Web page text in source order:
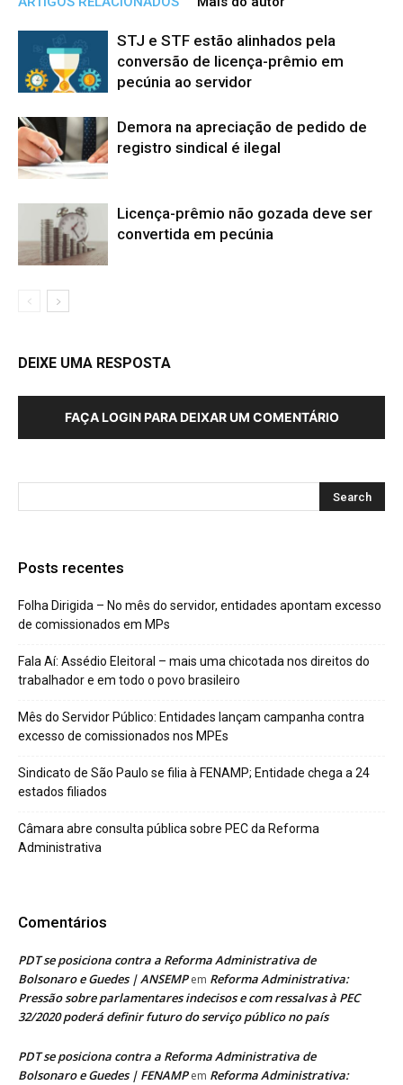
STJ e STF estão alinhados pela
conversão de licença-prêmio em
pecúnia ao servidor
Demora na apreciação de pedido de
registro sindical é ilegal
Licença-prêmio não gozada deve ser
convertida em pecúnia
DEIXE UMA RESPOSTA
FAÇA LOGIN PARA DEIXAR UM COMENTÁRIO
Posts recentes
Folha Dirigida – No mês do servidor, entidades apontam excesso
de comissionados em MPs
Fala Aí: Assédio Eleitoral – mais uma chicotada nos direitos do
trabalhador e em todo o povo brasileiro
Mês do Servidor Público: Entidades lançam campanha contra
excesso de comissionados nos MPEs
Sindicato de São Paulo se filia à FENAMP; Entidade chega a 24
estados filiados
Câmara abre consulta pública sobre PEC da Reforma
Administrativa
Comentários
PDT se posiciona contra a Reforma Administrativa de
Bolsonaro e Guedes | ANSEMPem Reforma Administrativa:
Pressão sobre parlamentares indecisos e com ressalvas à PEC
32/2020 poderá definir futuro do serviço público no país
PDT se posiciona contra a Reforma Administrativa de
Bolsonaro e Guedes | FENAMPem Reforma Administrativa: